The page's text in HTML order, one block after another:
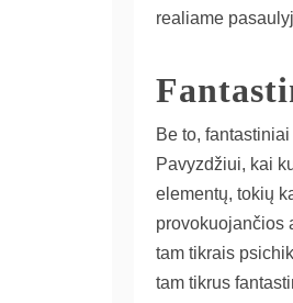
realiame
Be to,
Pavyzdžiui, kai
elementų, tokių
provokuojančios
tam tikrais
tam tikrus